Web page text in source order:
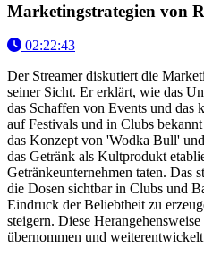
Marketingstrategien von
02:22:43
Der Streamer diskutiert die
seiner Sicht. Er erklärt, wie das
das Schaffen von Events und das
auf Festivals und in Clubs
das Konzept von 'Wodka Bull'
das Getränk als Kultprodukt
Getränkeunternehmen taten. Das
die Dosen sichtbar in Clubs und
Eindruck der Beliebtheit zu
steigern. Diese
übernommen und